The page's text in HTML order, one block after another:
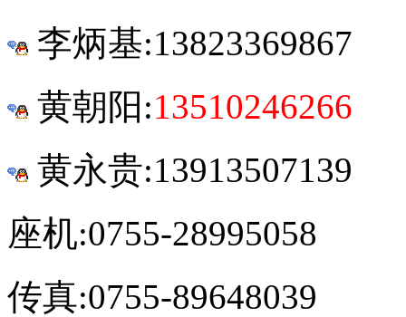
李炳基:13823369867
黄朝阳:13510246266
黄永贵:13913507139
座机:0755-28995058
传真:0755-89648039